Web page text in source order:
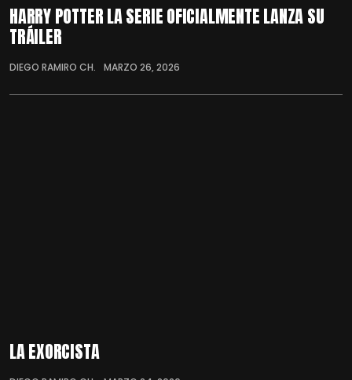
HARRY POTTER LA SERIE OFICIALMENTE LANZA SU
TRÁILER
DIEGO RAMIRO CH. MARZO 26, 2026
LA EXORCISTA